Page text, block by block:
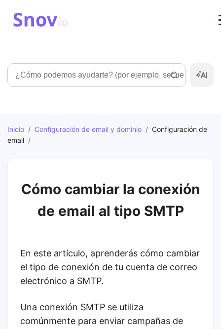
Búsqueda
Inicio / Configuración de email y dominio / Configuración de
email /
Cómo cambiar la conexión
de email al tipo SMTP
En este artículo, aprenderás cómo cambiar
el tipo de conexión de tu cuenta de correo
electrónico a SMTP.
Una conexión SMTP se utiliza
comúnmente para enviar campañas de